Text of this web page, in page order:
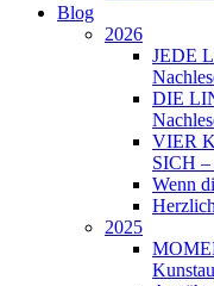
Blog
2026
JEDE
DIE
VIER
SICH –
Wenn
2025